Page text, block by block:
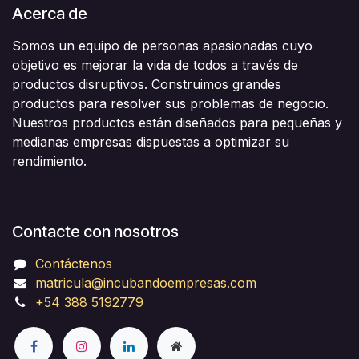
licitación.
Ø Práctica. Oferta técnica: Infraestructura de
prestaciones la empresa,
forma de operar, antecedentes.
Ø Práctica. Oferta económica: Precio, apertura del
precio, métodos de
 El Pliego de Bases y Condiciones, sus objetivos y
características
 Estructura de un pliego.
 Modalidad de presentación de las ofertas.
 Práctica. Lectura y Análisis de un pliego de
licitación.
 Práctica. Oferta técnica: Infraestructura de
prestaciones la empresa,
forma de operar, antecedentes.
Acerca de
Somos un equipo de personas apasionadas cuyo
objetivo es mejorar la vida de todos a través de
productos disruptivos. Construimos grandes
productos para resolver sus problemas de negocio.
Nuestros productos están diseñados para pequeñas y
medianas empresas dispuestas a optimizar su
rendimiento.
Contacte con nosotros
Contáctenos
matricula@incubandoempresas.com
+54 388 5192779